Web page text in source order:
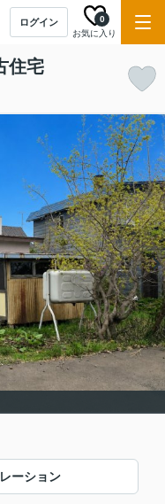
ログイン
お気に入り
0
住宅
ーション